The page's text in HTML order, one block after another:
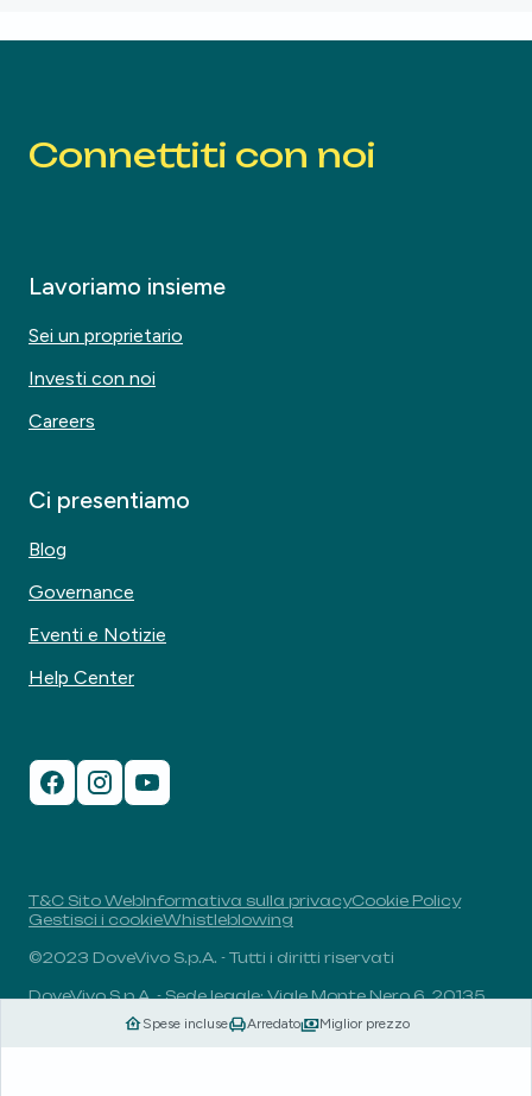
Spese incluse Arredato Miglior prezzo
Connettiti con noi
Lavoriamo insieme
Sei un proprietario
Investi con noi
Careers
Ci presentiamo
Blog
Governance
Eventi e Notizie
Help Center
T&C Sito WebInformativa sulla privacyCookie Policy
Gestisci i cookieWhistleblowing
©2023 DoveVivo S.p.A. - Tutti i diritti riservati
DoveVivo S.p.A. - Sede legale: Viale Monte Nero 6, 20135,
Milano, Italia - P.I.: 00406960732 - R.E.A.: MI-1838078 -
Capitale sociale: 1.829.649,81 euro i.v.